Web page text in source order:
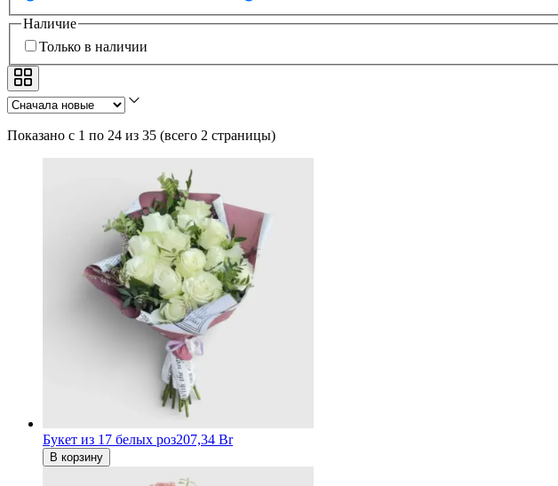
Наличие
Только в наличии
Показано с 1 по 24 из 35 (всего 2 страницы)
Букет из 17 белых роз207,34 Br
В корзину